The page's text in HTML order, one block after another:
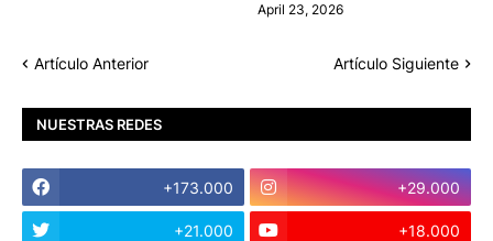
April 23, 2026
Artículo Anterior Artículo Siguiente
NUESTRAS REDES
+173.000 +29.000
+21.000 +18.000